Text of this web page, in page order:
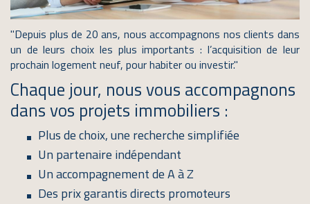
"Depuis plus de 20 ans, nous accompagnons nos clients dans
un de leurs choix les plus importants : l’acquisition de leur
prochain logement neuf, pour habiter ou investir." ​
Chaque jour, nous vous accompagnons
dans vos projets immobiliers :
Plus de choix, une recherche simplifiée
Un partenaire indépendant
Un accompagnement de A à Z
Des prix garantis directs promoteurs